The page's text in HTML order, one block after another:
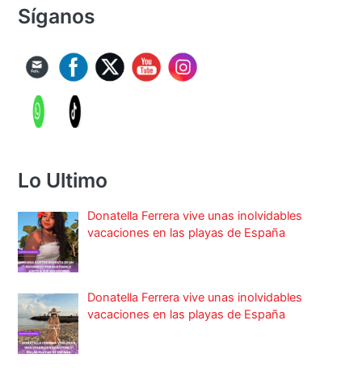
Síganos
Lo Ultimo
Donatella Ferrera vive unas inolvidables
vacaciones en las playas de España
Donatella Ferrera vive unas inolvidables
vacaciones en las playas de España